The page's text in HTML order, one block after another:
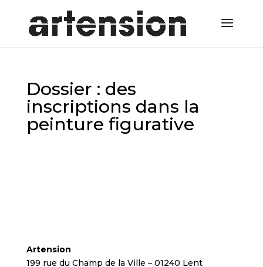
Dossier : des
inscriptions dans la
peinture figurative
Artension
199 rue du Champ de la Ville – 01240 Lent